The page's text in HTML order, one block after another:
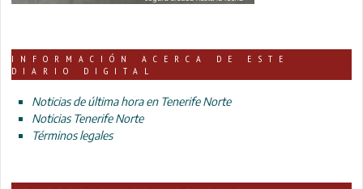
INFORMACIÓN ACERCA DE ESTE
DIARIO DIGITAL
Noticias de última hora en Tenerife Norte
Noticias Tenerife Norte
Términos legales